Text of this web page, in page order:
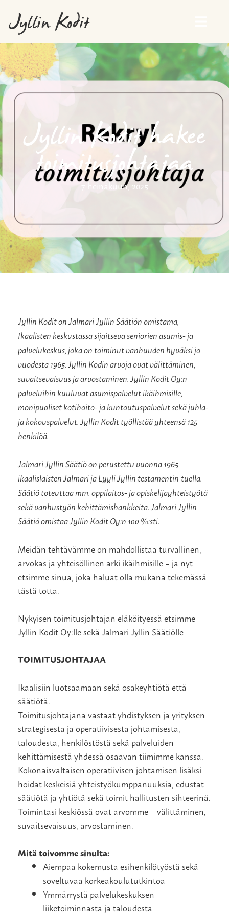
Jyllin Kodit
Jyllin Kodit hakee
toimitusjohtajaa
7 heinäkuun, 2025
Jyllin Kodit on Jalmari Jyllin Säätiön omistama,
Ikaalisten keskustassa sijaitseva seniorien asumis- ja
palvelukeskus, joka on toiminut vanhuuden hyväksi jo
vuodesta 1965. Jyllin Kodin arvoja ovat välittäminen,
suvaitsevaisuus ja arvostaminen. Jyllin Kodit Oy:n
palveluihin kuuluvat asumispalvelut ikäihmisille,
monipuoliset kotihoito- ja kuntoutuspalvelut sekä juhla-
ja kokouspalvelut. Jyllin Kodit työllistää yhteensä 125
henkilöä.
Jalmari Jyllin Säätiö on perustettu vuonna 1965
ikaalislaisten Jalmari ja Lyyli Jyllin testamentin tuella.
Säätiö toteuttaa mm. oppilaitos- ja opiskelijayhteistyötä
sekä vanhustyön kehittämishankkeita. Jalmari Jyllin
Säätiö omistaa Jyllin Kodit Oy:n 100 %:sti.
Meidän tehtävämme on mahdollistaa turvallinen,
arvokas ja yhteisöllinen arki ikäihmisille – ja nyt
etsimme sinua, joka haluat olla mukana tekemässä
tästä totta.
Nykyisen toimitusjohtajan eläköityessä etsimme
Jyllin Kodit Oy:lle sekä Jalmari Jyllin Säätiölle
TOIMITUSJOHTAJAA
Ikaalisiin luotsaamaan sekä osakeyhtiötä että
säätiötä.
Toimitusjohtajana vastaat yhdistyksen ja yrityksen
strategisesta ja operatiivisesta johtamisesta,
taloudesta, henkilöstöstä sekä palveluiden
kehittämisestä yhdessä osaavan tiimimme kanssa.
Kokonaisvaltaisen operatiivisen johtamisen lisäksi
hoidat keskeisiä yhteistyökumppanuuksia, edustat
säätiötä ja yhtiötä sekä toimit hallitusten sihteerinä.
Toimintasi keskiössä ovat arvomme – välittäminen,
suvaitsevaisuus, arvostaminen.
Mitä toivomme sinulta:
Aiempaa kokemusta esihenkilötyöstä sekä
soveltuvaa korkeakoulututkintoa
Ymmärrystä palvelukeskuksen
liiketoiminnasta ja taloudesta